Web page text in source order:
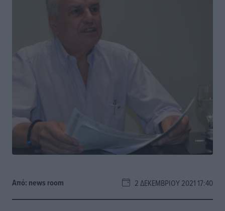
Από: news room 2 ΔΕΚΕΜΒΡΊΟΥ 2021 17:40